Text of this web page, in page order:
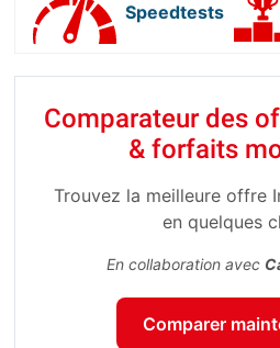
Speedtests
Comparateur des
& forfaits
Trouvez la meilleure offre
en quelques
En collaboration avec
Comparer